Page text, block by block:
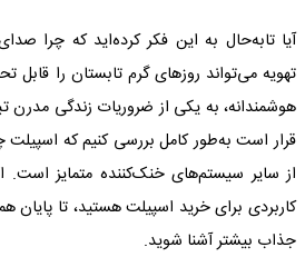
آیا تابه‌حال به این فکر کرده‌اید که چرا
تهویه می‌تواند روزهای گرم تابستان را قابل
هوشمندانه، به یکی از ضروریات زندگی مدرن
قرار است به‌طور کامل بررسی کنیم که
از سایر سیستم‌های خنک‌کننده متمایز است.
کاربردی برای خرید اسپیلت هستید، تا پایان
جذاب بیشتر آشنا شوید.